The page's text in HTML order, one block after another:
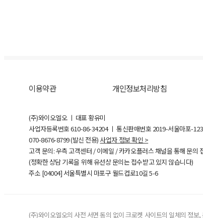
이용약관 개인정보처리방침
(주)와이오엘오 ㅣ 대표 황유미
사업자등록번호610-86-34204ㅣ 통신판매번호 2019-서울마포-
070-8676-8799 (발신 전용) 사업자 정보 확인 >
고객 문의: 우측 고객센터 / 이메일 / 카카오플러스 채널을 통해 문의
(정확한 상담 기록을 위해 유선상 문의는 접수받고 있지 않습니다)
주소 [04004] 서울특별시 마포구 월드컵로10길5-6
(주)와이오엘오의 사전 서면 동의 없이 크로켓 사이트의 일체의 정